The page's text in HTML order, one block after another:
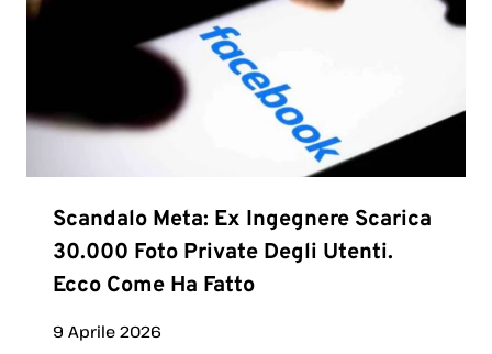
Scandalo Meta: Ex Ingegnere Scarica
30.000 Foto Private Degli Utenti.
Ecco Come Ha Fatto
9 Aprile 2026